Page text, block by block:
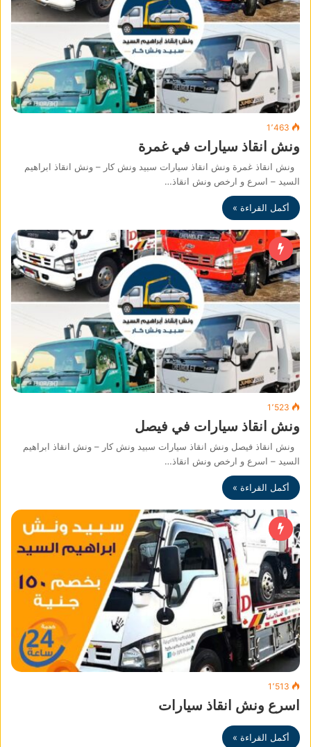
1٬463
ونش انقاذ سيارات في غمرة
ونش انقاذ غمرة ونش انقاذ سيارات سبيد ونش كار – ونش انقاذ ابراهيم
السيد – اسرع و ارخص ونش انقاذ…
أكمل القراءة »
1٬523
ونش انقاذ سيارات في فيصل
ونش انقاذ فيصل ونش انقاذ سيارات سبيد ونش كار – ونش انقاذ ابراهيم
السيد – اسرع و ارخص ونش انقاذ…
أكمل القراءة »
1٬513
اسرع ونش انقاذ سيارات
أكمل القراءة »